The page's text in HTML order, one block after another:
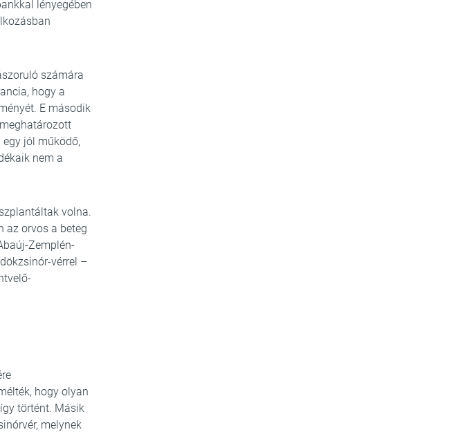
lényegében
számára
hogy a
E második
jól működő,
nem a
volna.
az orvos a beteg
Zemplén-
vérrel –
hogy olyan
történt. Másik
melynek